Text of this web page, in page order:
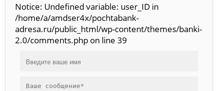
Notice: Undefined variable: user_ID in
/home/a/amdser4x/pochtabank-
adresa.ru/public_html/wp-content/themes/banki-
2.0/comments.php on line 39